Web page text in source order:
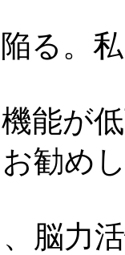
る。
能が
勧め
脳力